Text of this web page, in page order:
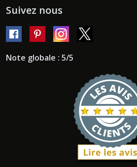
Suivez nous
Note globale : 5/5